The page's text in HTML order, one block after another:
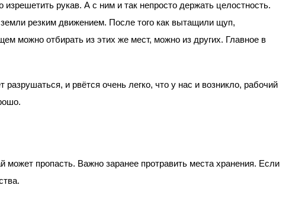
рукав. А с ним и так непросто держать целостность.
резким движением. После того как вытащили щуп,
отбирать из этих же мест, можно из других. Главное в
и рвётся очень легко, что у нас и возникло, рабочий
может пропасть. Важно заранее протравить места хранения. Если